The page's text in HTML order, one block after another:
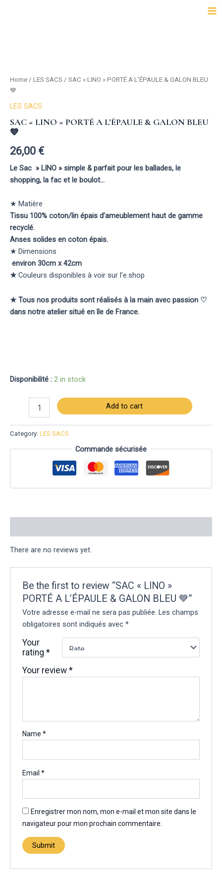
Home / LES SACS / SAC « LINO » PORTÉ A L’ÉPAULE & GALON BLEU
💙
LES SACS
SAC « LINO » PORTÉ A L’ÉPAULE & GALON BLEU
💙
26,00 €
Le Sac » LINO » simple & parfait pour les ballades, le
shopping, la fac et le boulot…
★ Matière
Tissu 100% coton/lin épais d’ameublement haut de gamme
recyclé.
Anses solides en coton épais.
★ Dimensions
environ 30cm x 42cm
★Couleurs disponibles à voir sur l’e.shop
★ Tous nos produits sont réalisés à la main avec passion ♡
dans notre atelier situé en île de France.
Disponibilité : 2 in stock
L'ÉPAULE
&
BLEU
💙
quantity
Add to cart
Category: LES SACS
Commande sécurisée
There are no reviews yet.
Be the first to review “SAC « LINO »
PORTÉ A L’ÉPAULE & GALON BLEU 💙”
Votre adresse e-mail ne sera pas publiée. Les champs
obligatoires sont indiqués avec*
Your
rating*
Your review*
Name*
Email*
Enregistrer mon nom, mon e-mail et mon site dans le
navigateur pour mon prochain commentaire.